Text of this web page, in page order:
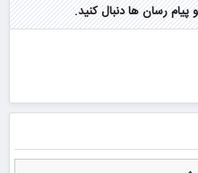
رسان ها دنبال کنید.